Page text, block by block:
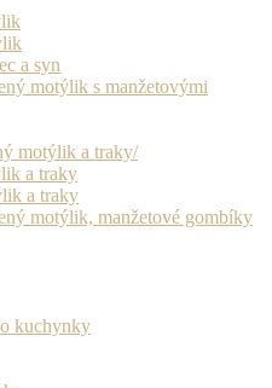
a syn
motýlik s manžetovými
motýlik a traky/
a traky
a traky
motýlik, manžetové gombíky
kuchynky